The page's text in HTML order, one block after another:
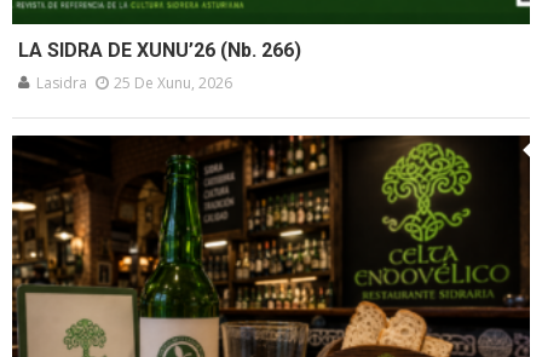
LA SIDRA DE XUNU’26 (Nb. 266)
Lasidra 25 De Xunu, 2026